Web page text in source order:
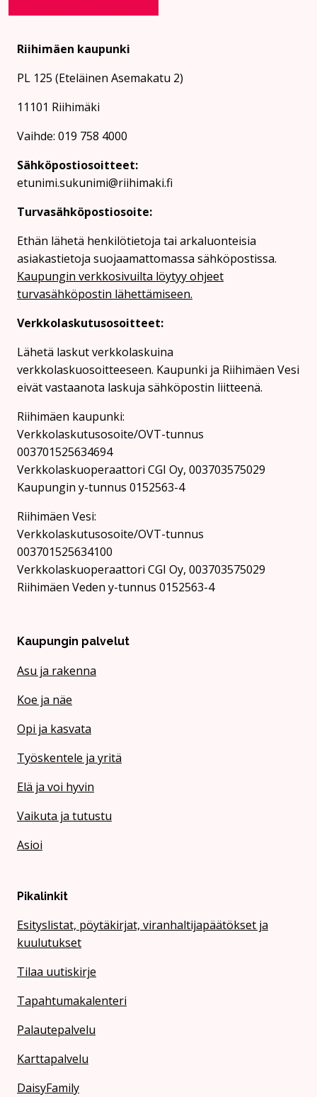
Riihimäen kaupunki
PL 125 (Eteläinen Asemakatu 2)
11101 Riihimäki
Vaihde: 019 758 4000
Sähköpostiosoitteet:
etunimi.sukunimi@riihimaki.fi
Turvasähköpostiosoite:
Ethän lähetä henkilötietoja tai arkaluonteisia
asiakastietoja suojaamattomassa sähköpostissa.
Kaupungin verkkosivuilta löytyy ohjeet
turvasähköpostin lähettämiseen.
Verkkolaskutusosoitteet:
Lähetä laskut verkkolaskuina
verkkolaskuosoitteeseen. Kaupunki ja Riihimäen Vesi
eivät vastaanota laskuja sähköpostin liitteenä.
Riihimäen kaupunki:
Verkkolaskutusosoite/OVT-tunnus
003701525634694
Verkkolaskuoperaattori CGI Oy, 003703575029
Kaupungin y-tunnus 0152563-4
Rii­hi­mäen Vesi:
Verkkolaskutusosoite/OVT-tunnus
003701525634100
Verkkolaskuoperaattori CGI Oy, 003703575029
Riihimäen Veden y-tunnus 0152563-4
Kaupungin palvelut
Asu ja rakenna
Koe ja näe
Opi ja kasvata
Työskentele ja yritä
Elä ja voi hyvin
Vaikuta ja tutustu
Asioi
Pikalinkit
Esityslistat, pöytäkirjat, viranhaltijapäätökset ja
kuulutukset
Tilaa uutiskirje
Tapahtumakalenteri
Palautepalvelu
Karttapalvelu
DaisyFamily